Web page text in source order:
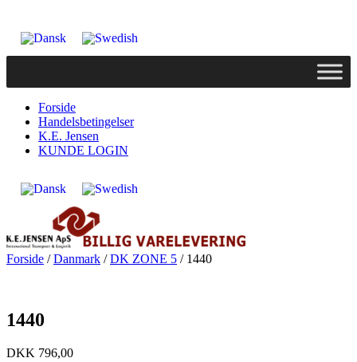
Forside
Handelsbetingelser
K.E. Jensen
KUNDE LOGIN
Forside /Danmark /DK ZONE 5 / 1440
1440
DKK 796,00